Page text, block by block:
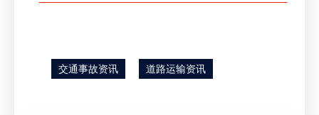
交通事故资讯 道路运输资讯